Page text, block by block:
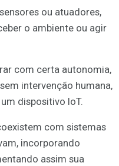
ou atuadores,
o ambiente ou agir
com certa autonomia,
intervenção humana,
dispositivo IoT.
com sistemas
incorporando
assim sua